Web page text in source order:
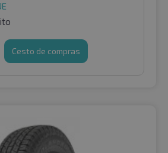
Cesto de compras